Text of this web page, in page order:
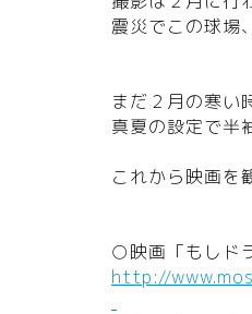
震災でこの球場
まだ２月の寒い
真夏の設定で半
これから映画を
○映画「もしド
http://